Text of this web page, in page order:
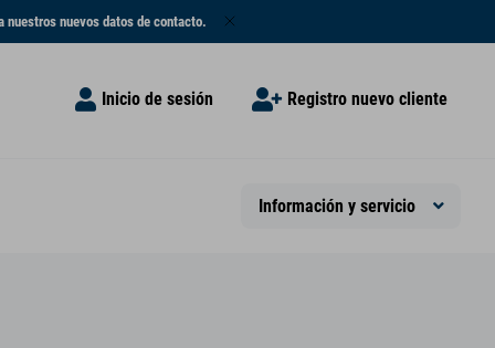
nuestros nuevos datos de contacto.
Inicio de sesión Registro nuevo cliente
Información y servicio